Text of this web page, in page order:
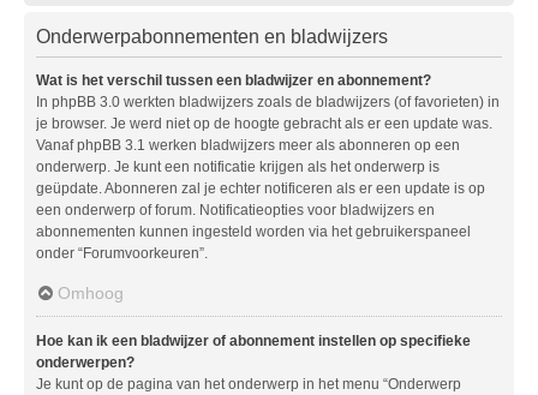
Onderwerpabonnementen en bladwijzers
Wat is het verschil tussen een bladwijzer en abonnement?
In phpBB 3.0 werkten bladwijzers zoals de bladwijzers (of favorieten) in
je browser. Je werd niet op de hoogte gebracht als er een update was.
Vanaf phpBB 3.1 werken bladwijzers meer als abonneren op een
onderwerp. Je kunt een notificatie krijgen als het onderwerp is
geüpdate. Abonneren zal je echter notificeren als er een update is op
een onderwerp of forum. Notificatieopties voor bladwijzers en
abonnementen kunnen ingesteld worden via het gebruikerspaneel
onder “Forumvoorkeuren”.
Omhoog
Hoe kan ik een bladwijzer of abonnement instellen op specifieke
onderwerpen?
Je kunt op de pagina van het onderwerp in het menu “Onderwerp